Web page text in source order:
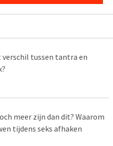
verschil tussen tantra en
meer zijn dan dit? Waarom
tijdens seks afhaken